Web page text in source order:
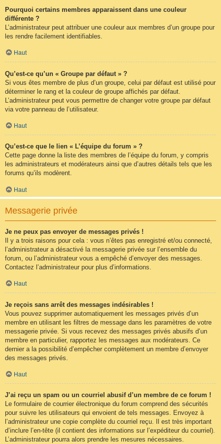
Pourquoi certains membres apparaissent dans une couleur
différente ?
L’administrateur peut attribuer une couleur aux membres d’un groupe pour
les rendre facilement identifiables.
Haut
Qu’est-ce qu’un « Groupe par défaut » ?
Si vous êtes membre de plus d’un groupe, celui par défaut est utilisé pour
déterminer le rang et la couleur de groupe affichés par défaut.
L’administrateur peut vous permettre de changer votre groupe par défaut
via votre panneau de l’utilisateur.
Haut
Qu’est-ce que le lien « L’équipe du forum » ?
Cette page donne la liste des membres de l’équipe du forum, y compris
les administrateurs et modérateurs ainsi que d’autres détails tels que les
forums qu’ils modèrent.
Haut
Messagerie privée
Je ne peux pas envoyer de messages privés !
Il y a trois raisons pour cela : vous n’êtes pas enregistré et/ou connecté,
l’administrateur a désactivé la messagerie privée sur l’ensemble du
forum, ou l’administrateur vous a empêché d’envoyer des messages.
Contactez l’administrateur pour plus d’informations.
Haut
Je reçois sans arrêt des messages indésirables !
Vous pouvez supprimer automatiquement les messages privés d’un
membre en utilisant les filtres de message dans les paramètres de votre
messagerie privée. Si vous recevez des messages privés abusifs d’un
membre en particulier, rapportez les messages aux modérateurs. Ce
dernier a la possibilité d’empêcher complètement un membre d’envoyer
des messages privés.
Haut
J’ai reçu un spam ou un courriel abusif d’un membre de ce forum !
Le formulaire de courrier électronique du forum comprend des sécurités
pour suivre les utilisateurs qui envoient de tels messages. Envoyez à
l’administrateur une copie complète du courriel reçu. Il est très important
d’inclure l’en-tête (il contient des informations sur l’expéditeur du courriel).
L’administrateur pourra alors prendre les mesures nécessaires.